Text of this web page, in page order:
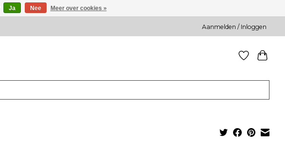
Aanmelden / Inloggen
Ja Nee Meer over cookies »